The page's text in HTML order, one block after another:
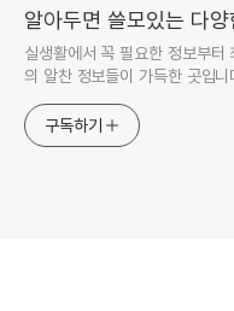
알아두면 쓸모있는 다
실생활에서 꼭 필요한 정보부터
의 알찬 정보들이 가득한 곳입니
구독하기